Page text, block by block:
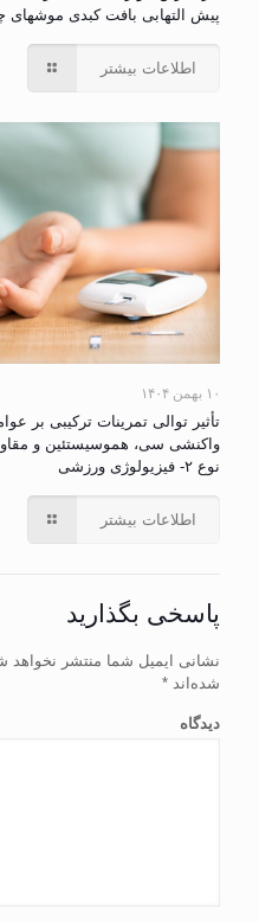
پیش التهابی بافت کبدی موشهای
اطلاعات بیشتر
۱۰ بهمن ۱۴۰۴
تأثیر توالی تمرینات ترکیبی بر
واکنشی سی، هموسیستئین و
نوع ۲- فیزیولوژی ورزشی
اطلاعات بیشتر
پاسخی بگذارید
نشانی ایمیل شما منتشر نخواهد
شده‌اند *
دیدگاه